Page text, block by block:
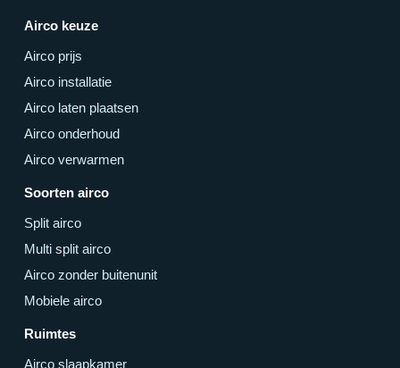
Airco keuze
Airco prijs
Airco installatie
Airco laten plaatsen
Airco onderhoud
Airco verwarmen
Soorten airco
Split airco
Multi split airco
Airco zonder buitenunit
Mobiele airco
Ruimtes
Airco slaapkamer